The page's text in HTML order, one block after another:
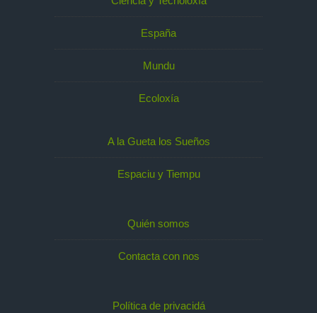
España
Mundu
Ecoloxía
A la Gueta los Sueños
Espaciu y Tiempu
Quién somos
Contacta con nos
Política de privacidá